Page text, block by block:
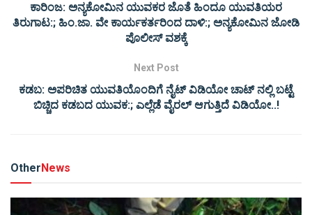
ಕಾರಿಂಜ: ಅನ್ಯಕೋಮಿನ ಯುವಕರ ಜೊತೆ ಹಿಂದೂ ಯುವತಿಯರ
ತಿರುಗಾಟ:; ಹಿಂ.ಜಾ. ವೇ ಕಾರ್ಯಕರ್ತರಿಂದ ದಾಳಿ:; ಅನ್ಯಕೋಮಿನ ಜೋಡಿ
ಪೊಲೀಸ್ ವಶಕ್ಕೆ
Next Post
ಕಡಬ: ಅಪರಿಚಿತ ಯುವತಿಯೊಂದಿಗೆ ನೈಟ್ ವಿಡಿಯೋ ಚಾಟ್ ನಲ್ಲಿ ಬಟ್ಟೆ
ಬಿಚ್ಚಿದ ಕಡಬದ ಯುವಕ:; ಎಲ್ಲೆಡೆ ವೈರಲ್ ಆಗುತ್ತಿದೆ ವಿಡಿಯೋ..!
OtherNews